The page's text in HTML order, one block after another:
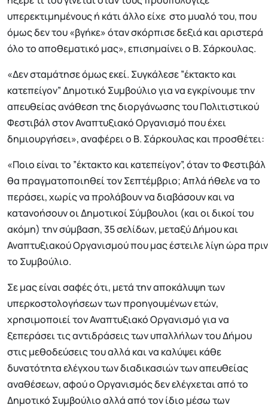
υπερεκτιμημένους ή κάτι άλλο είχε στο μυαλό του, που
όμως δεν του «βγήκε» όταν σκόρπισε δεξιά και αριστερά
όλο το αποθεματικό μας», επισημαίνει ο Β. Σάρκουλας.
«Δεν σταμάτησε όμως εκεί. Συγκάλεσε ”έκτακτο και
κατεπείγον” Δημοτικό Συμβούλιο για να εγκρίνουμε την
απευθείας ανάθεση της διοργάνωσης του Πολιτιστικού
Φεστιβάλ στον Αναπτυξιακό Οργανισμό που έχει
δημιουργήσει», αναφέρει ο Β. Σάρκουλας και προσθέτει:
«Ποιο είναι το ”έκτακτο και κατεπείγον”, όταν το Φεστιβάλ
θα πραγματοποιηθεί τον Σεπτέμβριο; Απλά ήθελε να το
περάσει, χωρίς να προλάβουν να διαβάσουν και να
κατανοήσουν οι Δημοτικοί Σύμβουλοι (και οι δικοί του
ακόμη) την σύμβαση, 35 σελίδων, μεταξύ Δήμου και
Αναπτυξιακού Οργανισμού που μας έστειλε λίγη ώρα πριν
το Συμβούλιο.
Σε μας είναι σαφές ότι, μετά την αποκάλυψη των
υπερκοστολογήσεων των προηγουμένων ετών,
χρησιμοποιεί τον Αναπτυξιακό Οργανισμό για να
ξεπεράσει τις αντιδράσεις των υπαλλήλων του Δήμου
στις μεθοδεύσεις του αλλά και να καλύψει κάθε
δυνατότητα ελέγχου των διαδικασιών των απευθείας
αναθέσεων, αφού ο Οργανισμός δεν ελέγχεται από το
Δημοτικό Συμβούλιο αλλά από τον ίδιο μέσω των